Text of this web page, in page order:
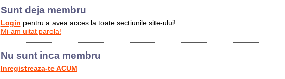
Sunt deja membru
Login pentru a avea acces la toate sectiunile site-ului!
Mi-am uitat parola!
Nu sunt inca membru
Inregistreaza-te ACUM